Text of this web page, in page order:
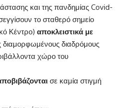
και της πανδημίας Covid-
το σταθερό σημείο
Κέντρο) αποκλειστικά με
διαδρόμους
χώρο του
σε καμία στιγμή